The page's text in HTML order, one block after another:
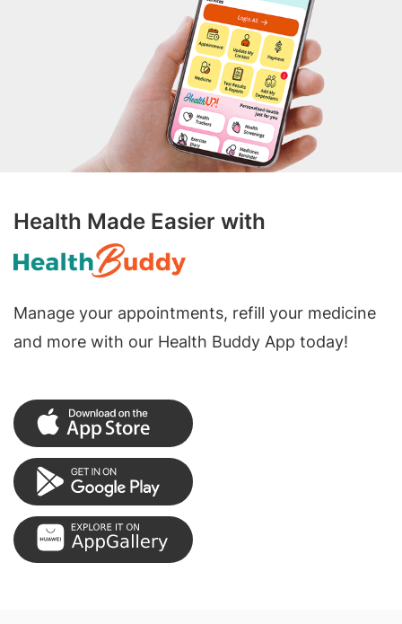
Health Made Easier with
Manage your appointments, refill your medicine
and more with our Health Buddy App today!